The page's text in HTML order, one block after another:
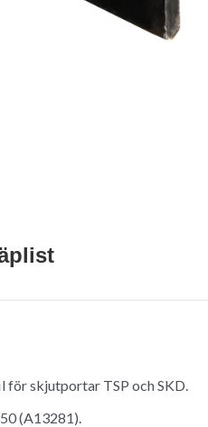
för skjutportar TSP och SKD.
(A13281).